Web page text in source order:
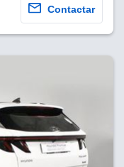
Contactar